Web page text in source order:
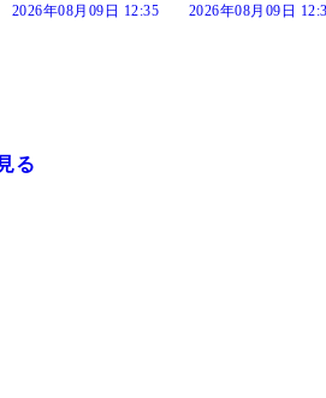
2026年08月09日 12:30
る